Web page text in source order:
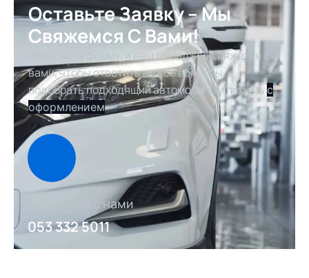
Оставьте Заявку – Мы
Свяжемся С Вами!
Заполните форму, и наш менеджер свяжется с
вами, чтобы ответить на все вопросы,
подобрать подходящий автомобиль и помочьс
оформлением
Связаться с нами
053 332 5011